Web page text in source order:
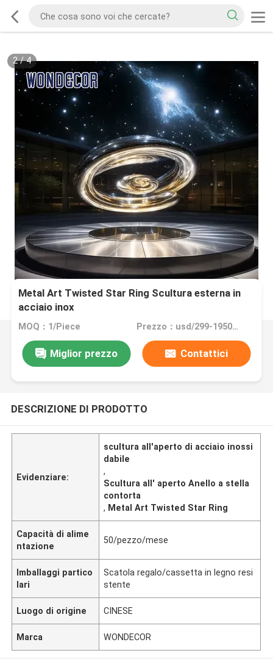
2/4
Metal Art Twisted Star Ring Scultura esterna in
acciaio inox
MOQ：1/Piece Prezzo：usd/299-19500/Piece
Miglior prezzo Contattici
DESCRIZIONE DI PRODOTTO
Evidenziare:
scultura all'aperto di acciaio inossi
dabile
,
Scultura all' aperto Anello a stella
contorta
, Metal Art Twisted Star Ring
Capacità di alime
ntazione
50/pezzo/mese
Imballaggi partico
lari
Scatola regalo/cassetta in legno resi
stente
Luogo di origine CINESE
Marca WONDECOR